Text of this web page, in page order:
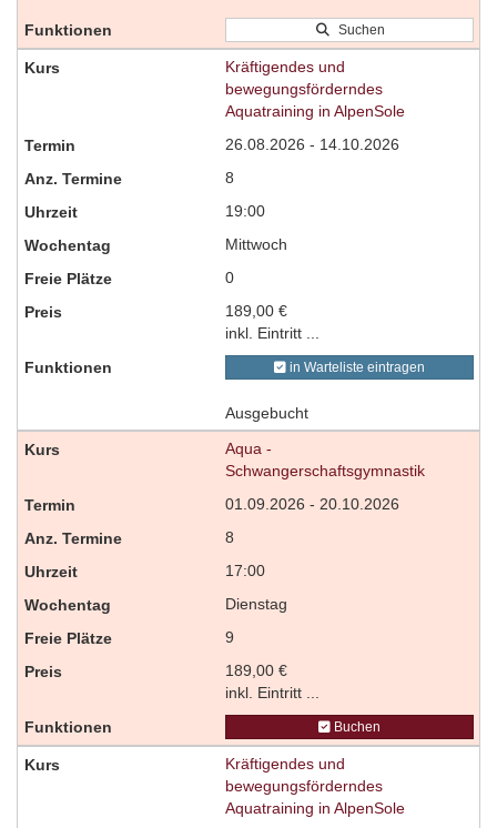
Suchen
Kräftigendes und
bewegungsförderndes
Aquatraining in AlpenSole
26.08.2026 - 14.10.2026
8
19:00
Mittwoch
0
189,00 €
inkl. Eintritt ...
in Warteliste eintragen
Ausgebucht
Aqua -
Schwangerschaftsgymnastik
01.09.2026 - 20.10.2026
8
17:00
Dienstag
9
189,00 €
inkl. Eintritt ...
Buchen
Kräftigendes und
bewegungsförderndes
Aquatraining in AlpenSole